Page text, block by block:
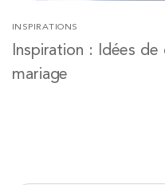
INSPIRATIONS
Inspiration : Idées
mariage